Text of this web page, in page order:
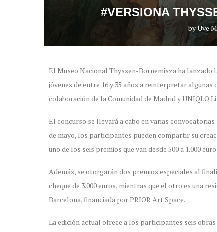
#VERSIONA
byUve
El Museo Nacional Thyssen-Bornemisza ha lanzado
jóvenes de entre 16 y 35 años a reinterpretar
colaboración de la Comunidad de Madrid y UNIQLO
El concurso se llevará a cabo en varias
de mayo, los participantes pueden compartir su
uno de los seis premios que van desde 500 a 1.000
Además, se otorgarán dos premios especiales al
cheque de 3.000 euros, mientras que el otro es una
Barcelona, ​​financiada por PRIOR Art Space.
La edición actual ofrece a los participantes seis